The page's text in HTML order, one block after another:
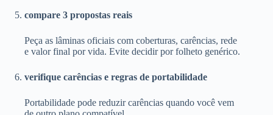
compare 3 propostas reais
Peça as lâminas oficiais com coberturas, carências, rede
e valor final por vida. Evite decidir por folheto genérico.
verifique carências e regras de portabilidade
Portabilidade pode reduzir carências quando você vem